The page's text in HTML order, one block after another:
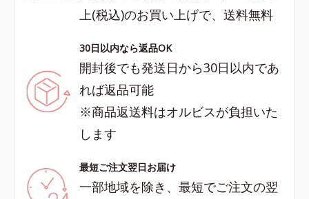
上(税込)のお買い上げで、送料無料
30日以内なら返品OK
開封後でも発送日から30日以内であ
れば返品可能
※商品返送料はオルビスが負担いた
します
最短ご注文翌日お届け
一部地域を除き、最短でご注文の翌